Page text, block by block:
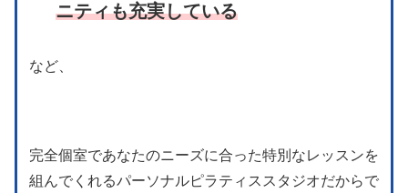
ニティも充実している
など、
完全個室であなたのニーズに合った特別なレッスンを
組んでくれるパーソナルピラティススタジオだからで